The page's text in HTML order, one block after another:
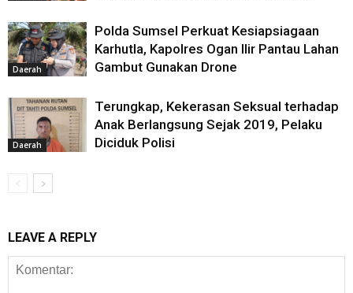
Daerah
Polda Sumsel Perkuat Kesiapsiagaan
Karhutla, Kapolres Ogan Ilir Pantau Lahan
Gambut Gunakan Drone
Daerah
Terungkap, Kekerasan Seksual terhadap
Anak Berlangsung Sejak 2019, Pelaku
Diciduk Polisi
LEAVE A REPLY